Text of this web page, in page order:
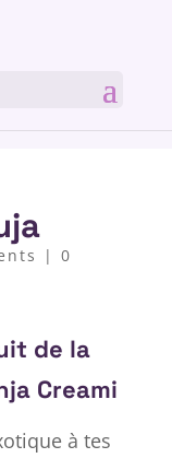
| 0
de la
Creami
à tes